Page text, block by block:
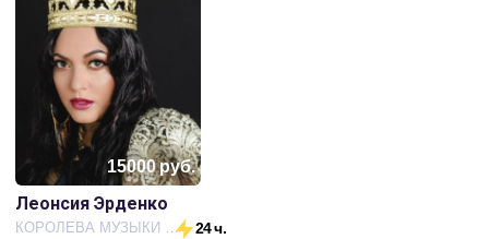
15000руб.
Леонсия Эрденко
КОРОЛЕВА МУЗЫКИ РУССКИХ ЦЫГАН 24 ч.